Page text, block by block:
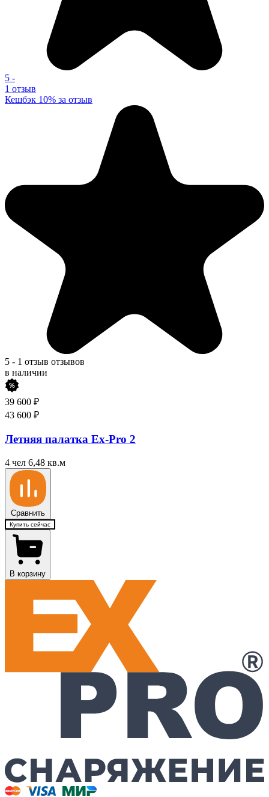
5 -
1 отзыв
Кешбэк 10% за отзыв
5 - 1 отзыв отзывов
в наличии
39 600 ₽
43 600 ₽
Летняя палатка Ex-Pro 2
4 чел 6,48 кв.м
Сравнить
Купить сейчас
В корзину